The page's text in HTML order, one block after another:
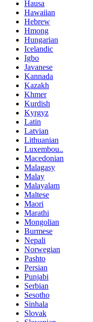
Hausa
Hawaiian
Hebrew
Hmong
Hungarian
Icelandic
Igbo
Javanese
Kannada
Kazakh
Khmer
Kurdish
Kyrgyz
Latin
Latvian
Lithuanian
Luxembou..
Macedonian
Malagasy
Malay
Malayalam
Maltese
Maori
Marathi
Mongolian
Burmese
Nepali
Norwegian
Pashto
Persian
Punjabi
Serbian
Sesotho
Sinhala
Slovak